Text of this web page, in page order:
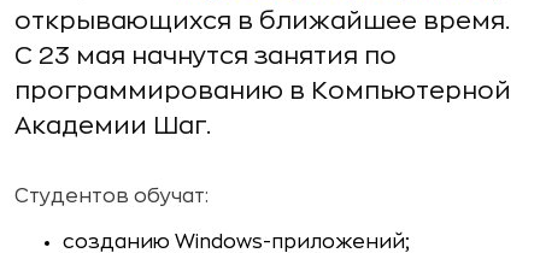
открывающихся в ближайшее время.
С 23 мая начнутся занятия по
программированию в Компьютерной
Академии Шаг.
Студентов обучат:
созданию Windows-приложений;